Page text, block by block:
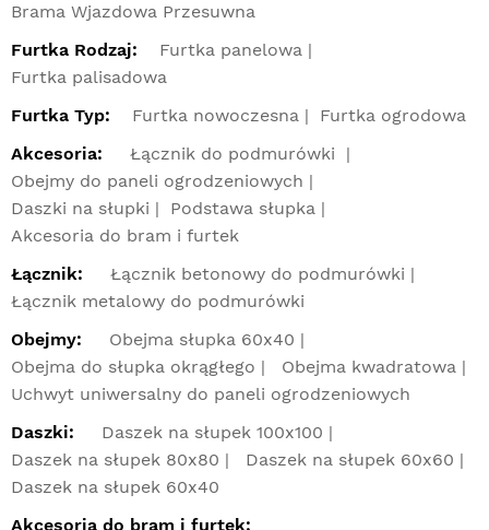
Brama Wjazdowa Przesuwna
Furtka Rodzaj:
Furtka panelowa
Furtka palisadowa
Furtka Typ:
Furtka nowoczesna
Furtka ogrodowa
Akcesoria:
Łącznik do podmurówki
Obejmy do paneli ogrodzeniowych
Daszki na słupki
Podstawa słupka
Akcesoria do bram i furtek
Łącznik:
Łącznik betonowy do podmurówki
Łącznik metalowy do podmurówki
Obejmy:
Obejma słupka 60x40
Obejma do słupka okrągłego
Obejma kwadratowa
Uchwyt uniwersalny do paneli ogrodzeniowych
Daszki:
Daszek na słupek 100x100
Daszek na słupek 80x80
Daszek na słupek 60x60
Daszek na słupek 60x40
Akcesoria do bram i furtek: